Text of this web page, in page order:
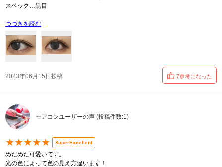
スペック…黒目
つづきを読む
2023年06月15日投稿 7参考になった
モアコンユーザーの声 (投稿件数:1)
★★★★★ SuperExcellent
めためた可愛いです。
光の色によって色の見え方違います！